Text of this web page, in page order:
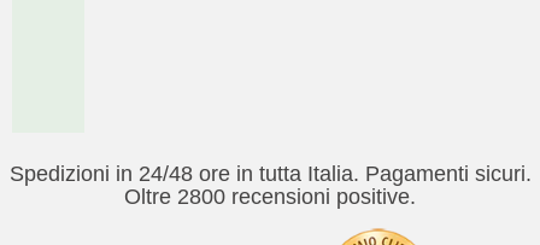
Spedizioni in 24/48 ore in tutta Italia. Pagamenti sicuri.
Oltre 2800 recensioni positive.